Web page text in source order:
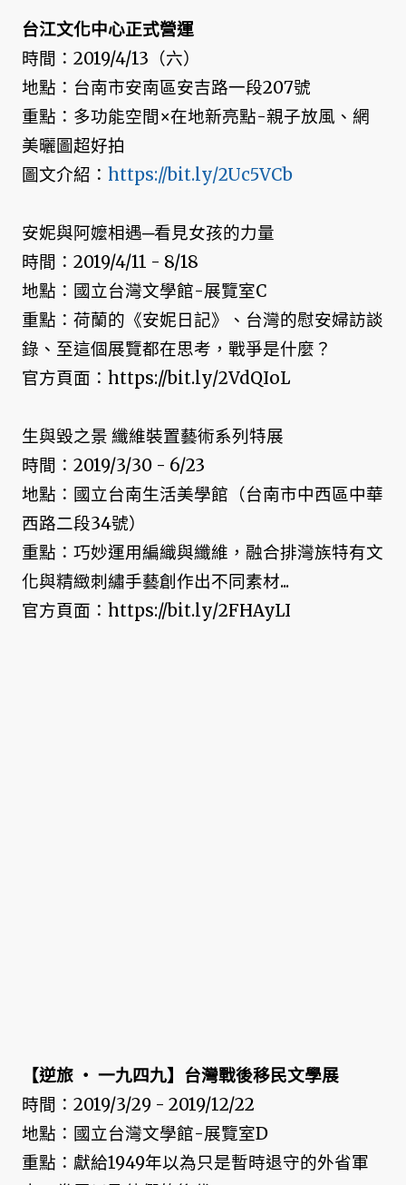
台江文化中心正式營運
時間：2019/4/13（六）
地點：台南市安南區安吉路一段207號
重點：多功能空間×在地新亮點-親子放風、網
美曬圖超好拍
圖文介紹： https://bit.ly/2Uc5VCb
安妮與阿嬤相遇─看見女孩的力量
時間：2019/4/11 - 8/18
地點：國立台灣文學館-展覽室C
重點：荷蘭的《安妮日記》、台灣的慰安婦訪談
錄、至這個展覽都在思考，戰爭是什麼？
官方頁面：https://bit.ly/2VdQIoL
生與毀之景 纖維裝置藝術系列特展
時間：2019/3/30 - 6/23
地點：國立台南生活美學館（台南市中西區中華
西路二段34號）
重點：巧妙運用編織與纖維，融合排灣族特有文
化與精緻刺繡手藝創作出不同素材...
官方頁面：https://bit.ly/2FHAyLI
【逆旅 ‧ 一九四九】台灣戰後移民文學展
時間：2019/3/29 - 2019/12/22
地點：國立台灣文學館-展覽室D
重點：獻給1949年以為只是暫時退守的外省軍